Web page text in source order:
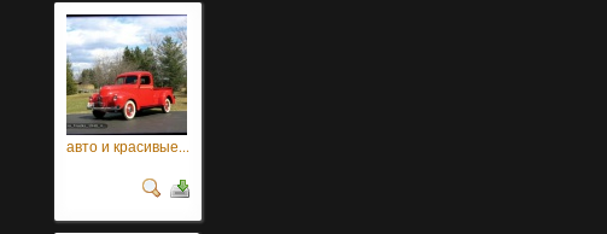
авто и красивые...